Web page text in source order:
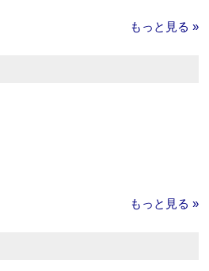
もっと見る »
もっと見る »